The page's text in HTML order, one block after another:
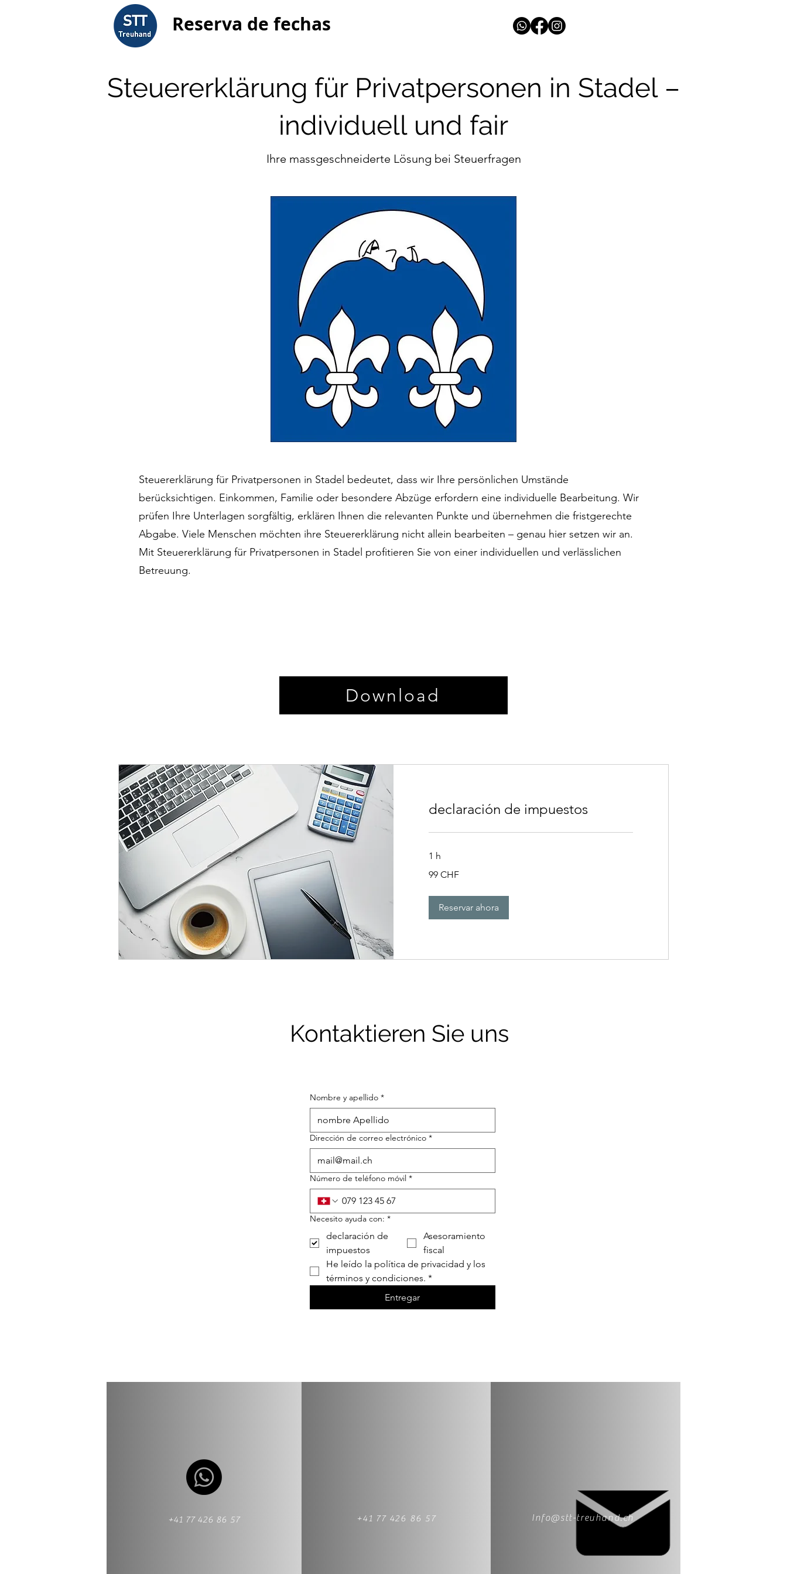
Reserva de fechas
Steuererklärung für Privatpersonen in Stadel –
individuell und fair
Ihre massgeschneiderte Lösung bei Steuerfragen
Steuererklärung für Privatpersonen in Stadel bedeutet, dass wir Ihre persönlichen Umstände
berücksichtigen. Einkommen, Familie oder besondere Abzüge erfordern eine individuelle Bearbeitung. Wir
prüfen Ihre Unterlagen sorgfältig, erklären Ihnen die relevanten Punkte und übernehmen die fristgerechte
Abgabe. Viele Menschen möchten ihre Steuererklärung nicht allein bearbeiten – genau hier setzen wir an.
Mit Steuererklärung für Privatpersonen in Stadel profitieren Sie von einer individuellen und verlässlichen
Betreuung.
Download
declaración de impuestos
1 h
francos
99 CHF
Reservar ahora
Kontaktieren Sie uns
Nombre y apellido *
Dirección de correo electrónico *
Número de teléfono móvil *
Necesito ayuda con: *
declaración de
impuestos
Asesoramiento
fiscal
He leído la política de privacidad y los
términos y condiciones. *
Entregar
+41 77 426 86 57 +41 77 426 86 57 Info@stt-treuhand.ch